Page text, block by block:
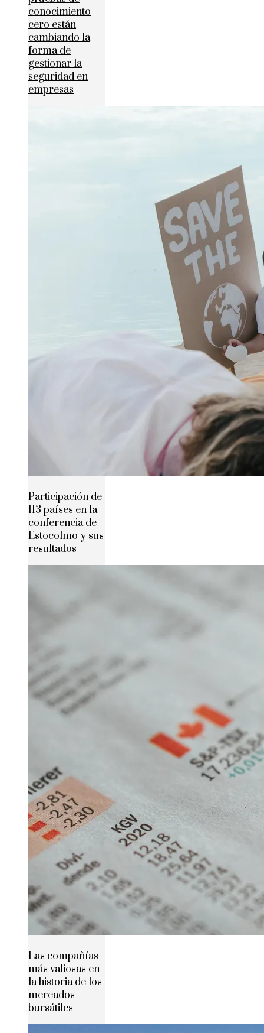
conocimiento
cero están
cambiando la
forma de
gestionar la
seguridad en
empresas
Participación de
113 países en la
conferencia de
Estocolmo y sus
resultados
Las compañías
más valiosas en
la historia de los
mercados
bursátiles